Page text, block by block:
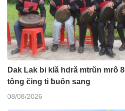
Dak Lak bi klă hdră mtrŭn mrô
tông čing ti ƀuôn sang
08/08/2026